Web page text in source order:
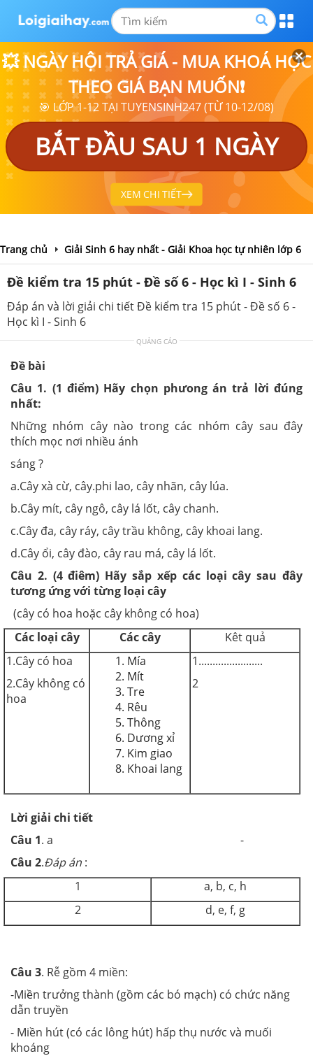
💥 NGÀY HỘI TRẢ GIÁ - MUA KHOÁ HỌC
THEO GIÁ BẠN MUỐN❗
🎯 LỚP 1-12 TẠI TUYENSINH247 (TỪ 10-12/08)
BẮT ĐẦU SAU 1 NGÀY
XEM CHI TIẾT
Trang chủ Giải Sinh 6 hay nhất - Giải Khoa học tự nhiên lớp 6
Đề kiểm tra 15 phút - Đề số 6 - Học kì I - Sinh 6
Đáp án và lời giải chi tiết Đề kiểm tra 15 phút - Đề số 6 -
Học kì I - Sinh 6
QUẢNG CÁO
Đề bài
Câu 1. (1 điểm) Hãy chọn phưong án trả lời đúng
nhất:
Những nhóm cây nào trong các nhóm cây sau đây
thích mọc nơi nhiều ánh
sáng ?
a.Cây xà cừ, cây.phi lao, cây nhãn, cây lúa.
b.Cây mít, cây ngô, cây lá lốt, cây chanh.
c.Cây đa, cây ráy, cây trầu không, cây khoai lang.
d.Cây ổi, cây đào, cây rau má, cây lá lốt.
Câu 2. (4 điêm) Hãy sắp xếp các loại cây sau đây
tương ứng với từng loại cây
(cây có hoa hoặc cây không có hoa)
Các loại cây
Các cây
Kêt quả
1.Cây có hoa
2.Cây không có
hoa
Mía
Mít
Tre
Rêu
Thông
Dương xỉ
Kim giao
Khoai lang
1.......................
2
Lời giải chi tiết
Câu 1. a -
Câu 2.Đáp án :
1
a, b, c, h
2
d, e, f, g
Câu 3. Rễ gồm 4 miền:
-Miền trưởng thành (gồm các bó mạch) có chức năng
dẫn truyền
- Miền hút (có các lông hút) hấp thụ nước và muối
khoáng